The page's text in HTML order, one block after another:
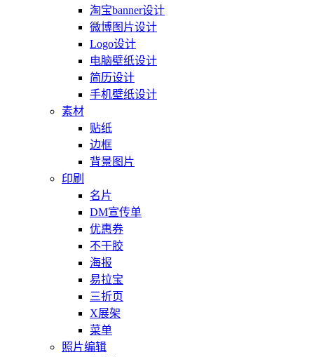
淘宝banner设计
微博图片设计
Logo设计
电脑壁纸设计
简历设计
手机壁纸设计
素材
贴纸
边框
背景图片
印刷
名片
DM宣传单
优惠券
不干胶
海报
易拉宝
三折页
X展架
菜单
照片编辑